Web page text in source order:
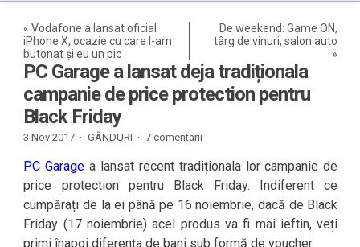
«Vodafone a lansat oficial
iPhone X, ocazie cu care l-am
butonat și eu un pic
De weekend: Game ON,
târg de vinuri, salon auto
»
PC Garage a lansat deja tradiționala
campanie de price protection pentru
Black Friday
3 Nov 2017 · GÂNDURI · 7 comentarii
PC Garage a lansat recent tradiționala lor campanie de
price protection pentru Black Friday. Indiferent ce
cumpărați de la ei până pe 16 noiembrie, dacă de Black
Friday (17 noiembrie) acel produs va fi mai ieftin, veți
primi înapoi diferența de bani sub formă de voucher.